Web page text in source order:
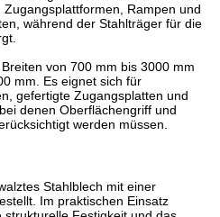
Rampen und
während der Stahlträger für die
von 700 mm bis 3000 mm
mm. Es eignet sich für
gefertigte Zugangsplatten und
denen Oberflächengriff und
werden müssen.
Stahlblech mit einer
Im praktischen Einsatz